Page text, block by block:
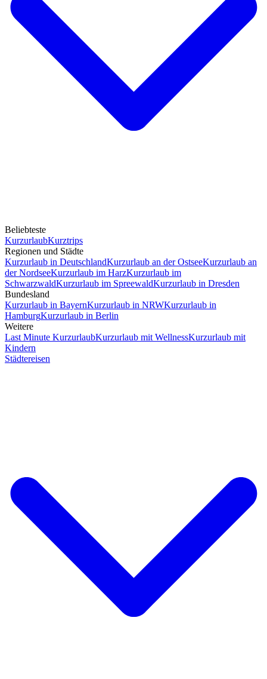
Beliebteste
KurzurlaubKurztrips
Regionen und Städte
Kurzurlaub in DeutschlandKurzurlaub an der OstseeKurzurlaub an
der NordseeKurzurlaub im HarzKurzurlaub im
SchwarzwaldKurzurlaub im SpreewaldKurzurlaub in Dresden
Bundesland
Kurzurlaub in BayernKurzurlaub in NRWKurzurlaub in
HamburgKurzurlaub in Berlin
Weitere
Last Minute KurzurlaubKurzurlaub mit WellnessKurzurlaub mit
Kindern
Städtereisen